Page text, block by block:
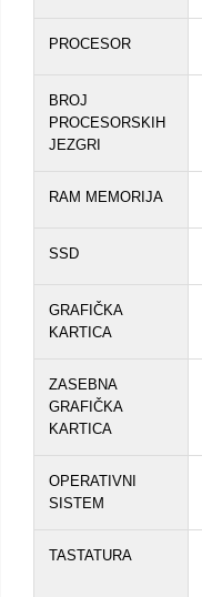
PROCESOR
BROJ
PROCESORSKIH
JEZGRI
RAM MEMORIJA
SSD
GRAFIČKA
KARTICA
ZASEBNA
GRAFIČKA
KARTICA
OPERATIVNI
SISTEM
TASTATURA